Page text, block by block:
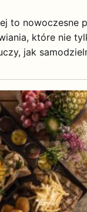
to nowoczesne
które nie
jak